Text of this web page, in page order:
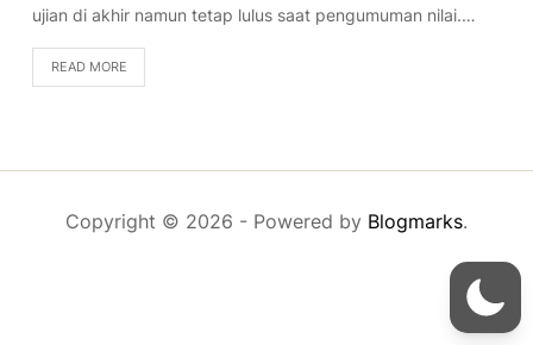
ujian di akhir namun tetap lulus saat pengumuman nilai.…
READ MORE
Copyright © 2026 - Powered by Blogmarks.